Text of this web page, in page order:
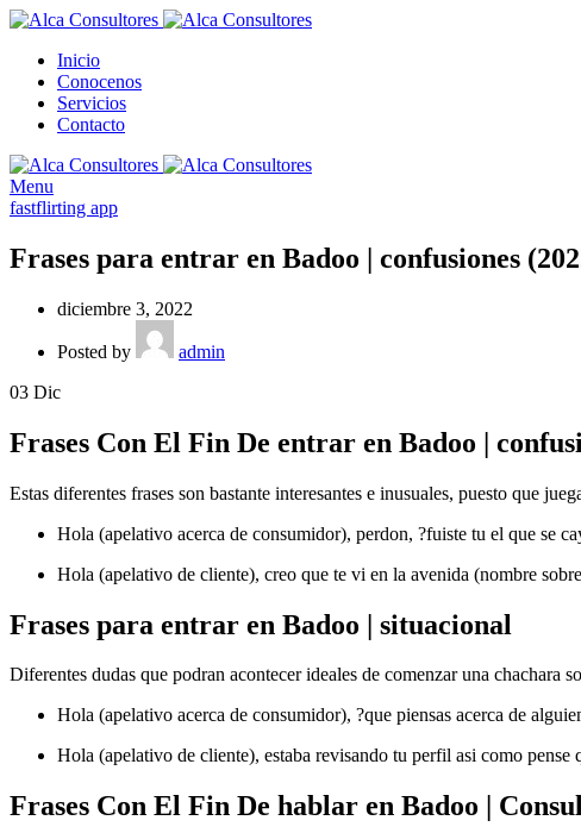
Inicio
Conocenos
Servicios
Contacto
Menu
fastflirting app
Frases para entrar en Badoo | confusiones
diciembre 3, 2022
Posted by
admin
03 Dic
Frases Con El Fin De entrar en Badoo |
Estas diferentes frases son bastante interesantes e inusuales, puesto que
Hola (apelativo acerca de consumidor), perdon, ?fuiste tu el que se
Hola (apelativo de cliente), creo que te vi en la avenida (nombre
Frases para entrar en Badoo | situacional
Diferentes dudas que podran acontecer ideales de comenzar una chachara
Hola (apelativo acerca de consumidor), ?que piensas acerca de
Hola (apelativo de cliente), estaba revisando tu perfil asi­ como
Frases Con El Fin De hablar en Badoo |